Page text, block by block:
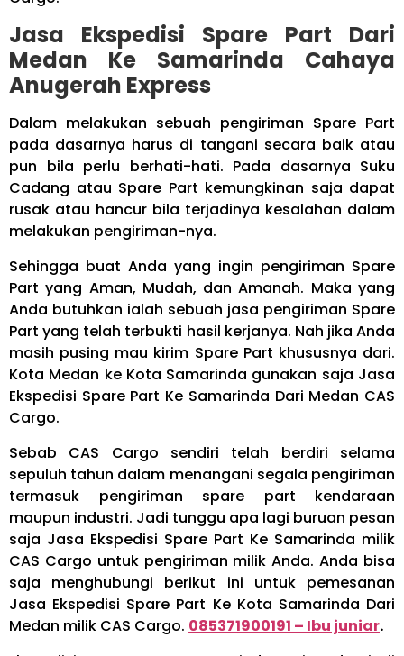
Jasa Ekspedisi Spare Part Dari
Medan Ke Samarinda Cahaya
Anugerah Express
Dalam melakukan sebuah pengiriman Spare Part
pada dasarnya harus di tangani secara baik atau
pun bila perlu berhati-hati. Pada dasarnya Suku
Cadang atau Spare Part kemungkinan saja dapat
rusak atau hancur bila terjadinya kesalahan dalam
melakukan pengiriman-nya.
Sehingga buat Anda yang ingin pengiriman Spare
Part yang Aman, Mudah, dan Amanah. Maka yang
Anda butuhkan ialah sebuah jasa pengiriman Spare
Part yang telah terbukti hasil kerjanya. Nah jika Anda
masih pusing mau kirim Spare Part khususnya dari.
Kota Medan ke Kota Samarinda gunakan saja Jasa
Ekspedisi Spare Part Ke Samarinda Dari Medan CAS
Cargo.
Sebab CAS Cargo sendiri telah berdiri selama
sepuluh tahun dalam menangani segala pengiriman
termasuk pengiriman spare part kendaraan
maupun industri. Jadi tunggu apa lagi buruan pesan
saja Jasa Ekspedisi Spare Part Ke Samarinda milik
CAS Cargo untuk pengiriman milik Anda. Anda bisa
saja menghubungi berikut ini untuk pemesanan
Jasa Ekspedisi Spare Part Ke Kota Samarinda Dari
Medan milik CAS Cargo. 085371900191 – Ibu juniar.